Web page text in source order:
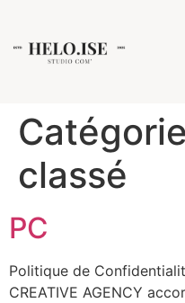
classé
PC
Politique de
CREATIVE AGENCY